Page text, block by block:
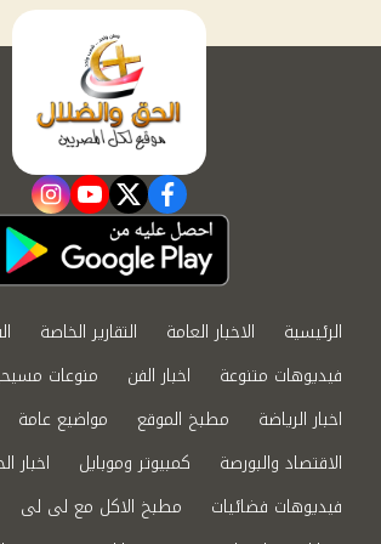
facebook
twitter
youtube
الرئيسية الاخبار العامة التقارير الخاصة
فيديوهات متنوعة
اخبار الفن
منوعات
اخبار الرياضة
مطبخ الموقع
مواضيع عامة
الاقتصاد والبورصة
كمبيوتر وموبايل
اخبار
فيديوهات فضائيات
مطبخ الاكل مع لى لى